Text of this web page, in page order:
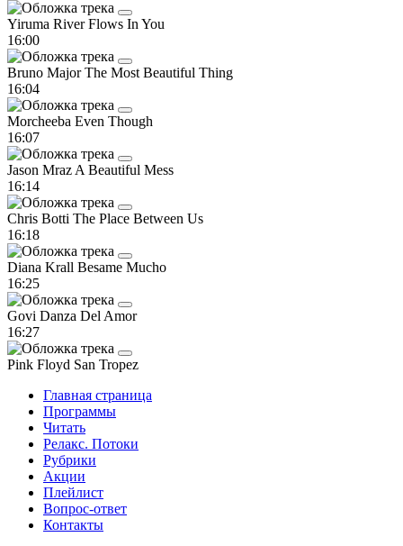
Yiruma River Flows In You
16:00
Bruno MajorThe Most Beautiful Thing
16:04
Morcheeba Even Though
16:07
Jason Mraz A Beautiful Mess
16:14
Chris Botti The Place Between Us
16:18
Diana Krall Besame Mucho
16:25
Govi Danza Del Amor
16:27
Pink Floyd San Tropez
Главная страница
Программы
Читать
Релакс. Потоки
Рубрики
Акции
Плейлист
Вопрос-ответ
Контакты